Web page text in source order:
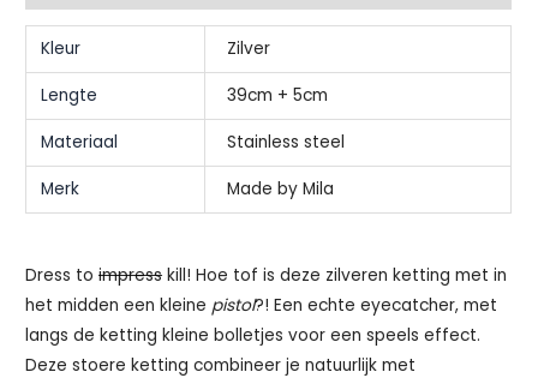
Kleur Zilver
Lengte 39cm + 5cm
Materiaal Stainless steel
Merk Made by Mila
Dress toimpress kill! Hoe tof is deze zilveren ketting met in
het midden een kleine pistol?! Een echte eyecatcher, met
langs de ketting kleine bolletjes voor een speels effect.
Deze stoere ketting combineer je natuurlijk met